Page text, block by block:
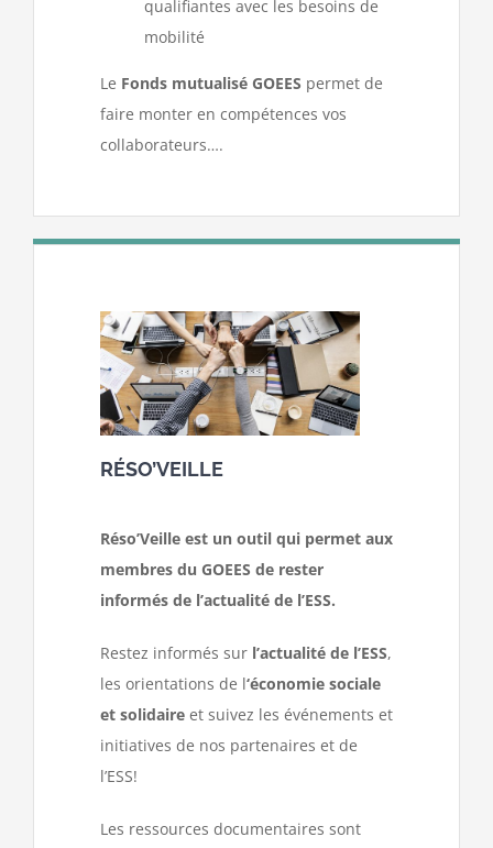
qualifiantes avec les besoins de
mobilité
Le Fonds mutualisé GOEES permet de
faire monter en compétences vos
collaborateurs….
RÉSO’VEILLE
Réso’Veille est un outil qui permet aux
membres du GOEES de rester
informés de l’actualité de l’ESS.
Restez informés sur l’actualité de l’ESS,
les orientations de l‘économie sociale
et solidaire et suivez les événements et
initiatives de nos partenaires et de
l’ESS!
Les ressources documentaires sont